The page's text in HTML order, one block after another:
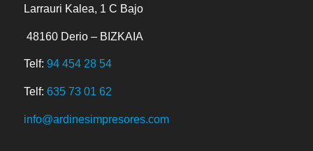
Larrauri Kalea, 1 C Bajo
48160 Derio – BIZKAIA
Telf: 94 454 28 54
Telf: 635 73 01 62
info@ardinesimpresores.com